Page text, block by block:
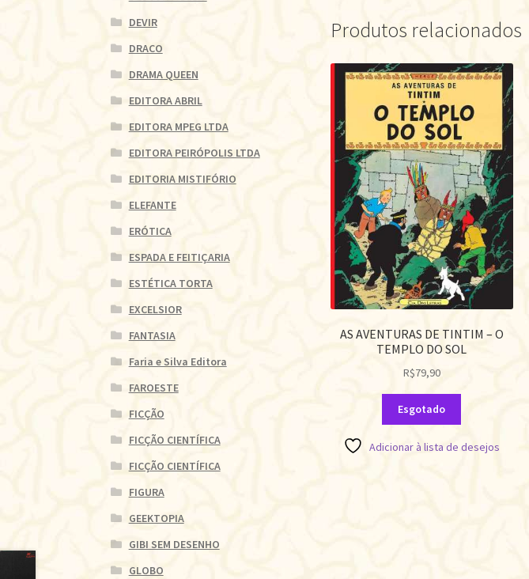
Produtos relacionados
AS AVENTURAS DE TINTIM – O
TEMPLO DO SOL
R$79,90
Esgotado
Adicionar à lista de desejos
DEVIR
DRACO
DRAMA QUEEN
EDITORA ABRIL
EDITORA MPEG LTDA
EDITORA PEIRÓPOLIS LTDA
EDITORIA MISTIFÓRIO
ELEFANTE
ERÓTICA
ESPADA E FEITIÇARIA
ESTÉTICA TORTA
EXCELSIOR
FANTASIA
Faria e Silva Editora
FAROESTE
FICÇÃO
FICÇÃO CIENTÍFICA
FICÇÃO CIENTÍFICA
FIGURA
GEEKTOPIA
GIBI SEM DESENHO
GLOBO